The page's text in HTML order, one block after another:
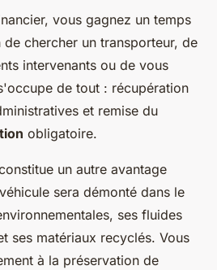
vous gagnez un temps
chercher un transporteur, de
intervenants ou de vous
de tout : récupération
et remise du
obligatoire.
un autre avantage
sera démonté dans le
ses fluides
ses matériaux recyclés. Vous
à la préservation de